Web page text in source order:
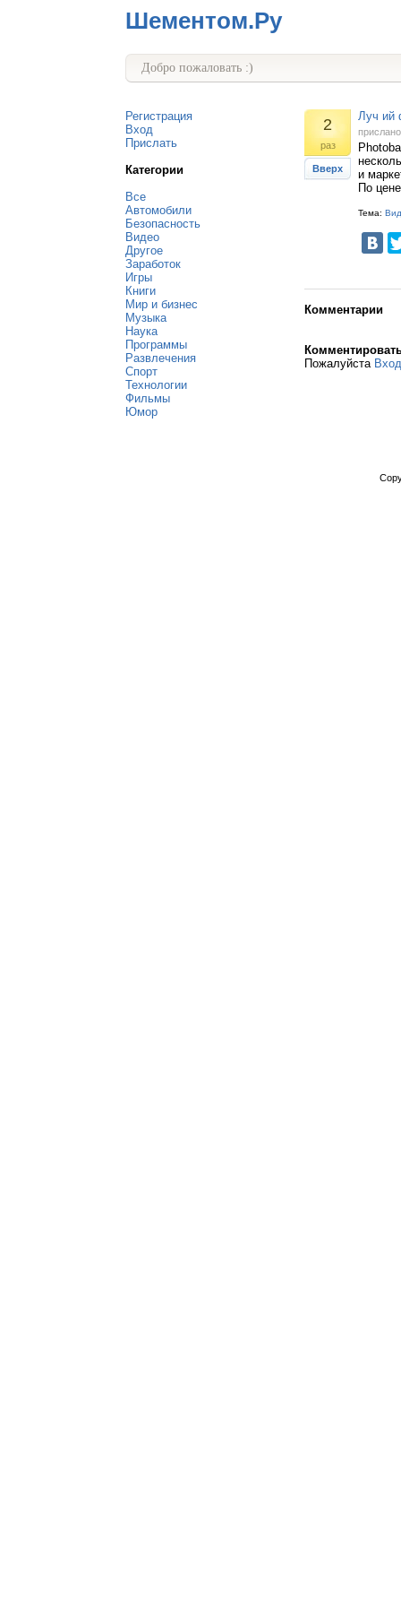
Шементом.Ру
Добро пожаловать :)
Регистрация
Вход
Прислать
Категории
Все
Автомобили
Безопасность
Видео
Другое
Заработок
Игры
Книги
Мир и бизнес
Музыка
Наука
Программы
Развлечения
Спорт
Технологии
Фильмы
Юмор
2
раз
Вверх
Луч ий
и
По
Тема:
Комментарии
Пожалуйста Вход